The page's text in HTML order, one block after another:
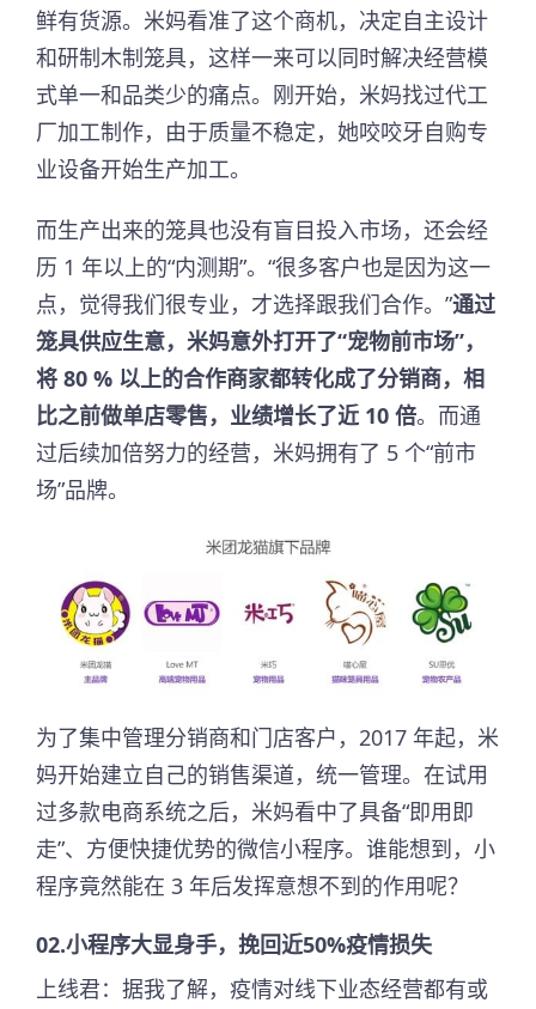
鲜有货源。米妈看准了这个商机，决定自主设计
和研制木制笼具，这样一来可以同时解决经营模
式单一和品类少的痛点。刚开始，米妈找过代工
厂加工制作，由于质量不稳定，她咬咬牙自购专
业设备开始生产加工。
而生产出来的笼具也没有盲目投入市场，还会经
历 1 年以上的“内测期”。“很多客户也是因为这一
点，觉得我们很专业，才选择跟我们合作。”通过
笼具供应生意，米妈意外打开了“宠物前市场”，
将 80 % 以上的合作商家都转化成了分销商，相
比之前做单店零售，业绩增长了近 10 倍。而通
过后续加倍努力的经营，米妈拥有了 5 个“前市
场”品牌。
为了集中管理分销商和门店客户，2017 年起，米
妈开始建立自己的销售渠道，统一管理。在试用
过多款电商系统之后，米妈看中了具备“即用即
走”、方便快捷优势的微信小程序。谁能想到，小
程序竟然能在 3 年后发挥意想不到的作用呢？
02.小程序大显身手，挽回近50%疫情损失
上线君：据我了解，疫情对线下业态经营都有或